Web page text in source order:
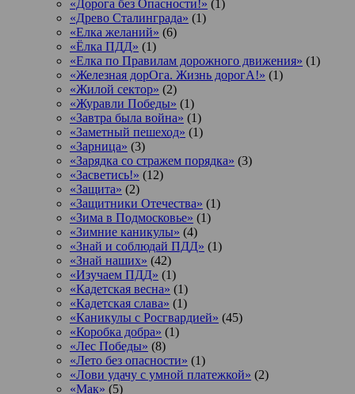
«Дорога без Опасности!» (1)
«Древо Сталинграда» (1)
«Елка желаний» (6)
«Ёлка ПДД» (1)
«Елка по Правилам дорожного движения» (1)
«Железная дорОга. Жизнь дорогА!» (1)
«Жилой сектор» (2)
«Журавли Победы» (1)
«Завтра была война» (1)
«Заметный пешеход» (1)
«Зарница» (3)
«Зарядка со стражем порядка» (3)
«Засветись!» (12)
«Защита» (2)
«Защитники Отечества» (1)
«Зима в Подмосковье» (1)
«Зимние каникулы» (4)
«Знай и соблюдай ПДД» (1)
«Знай наших» (42)
«Изучаем ПДД» (1)
«Кадетская весна» (1)
«Кадетская слава» (1)
«Каникулы с Росгвардией» (45)
«Коробка добра» (1)
«Лес Победы» (8)
«Лето без опасности» (1)
«Лови удачу с умной платежкой» (2)
«Мак» (5)